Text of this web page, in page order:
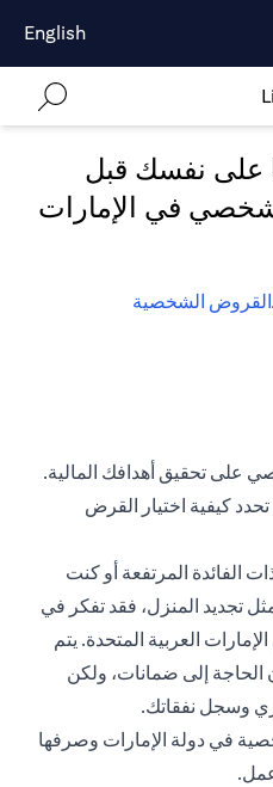
English
على نفسك قبل
في الإمارات
القروض الشخصية
تحقيق أهدافك المالية.
كيفية اختيار القرض
الفائدة المرتفعة أو كنت
تجديد المنزل، فقد تفكر في
العربية المتحدة. يتم
الحاجة إلى ضمانات، ولكن
وسجل نفقاتك.
في دولة الإمارات وصرفها